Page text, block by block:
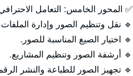
✅ المحور الخامس: التعامل
🔹 نقل وتنظيم الصور وإدارة
🔹 اختيار الصيغ المناسبة للصور.
🔹 أرشفة الصور وتنظيم المشاريع.
🔹 تجهيز الصور للطباعة والنشر